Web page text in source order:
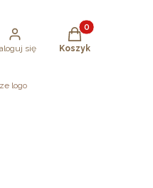
się
Produkty w
Koszyk
logo